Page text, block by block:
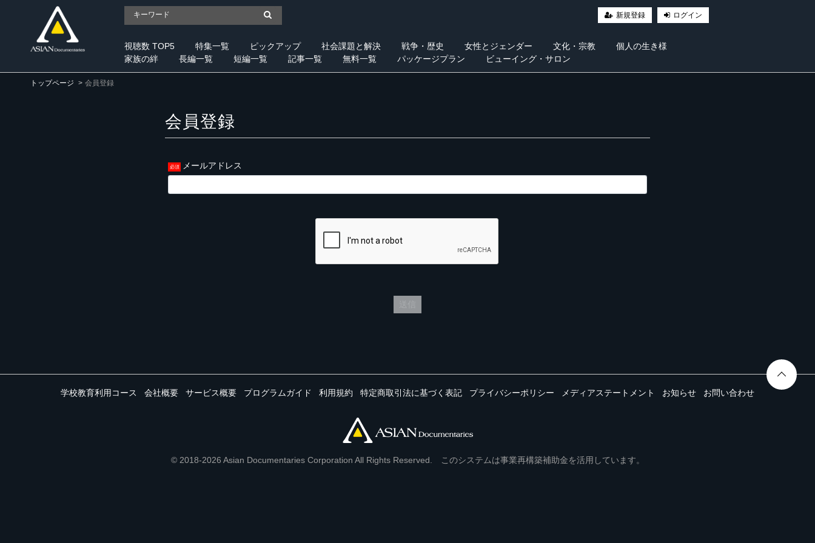
新規登録 ログイン
視聴数 TOP5 特集一覧 ピックアップ 社会課題と解決 戦争・歴史 女性とジェンダー 文化・宗教
個人の生き様
家族の絆
長編一覧 短編一覧 記事一覧 無料一覧 パッケージプラン ビューイング・サロン
トップページ 会員登録
会員登録
メールアドレス
学校教育利用コース 会社概要 サービス概要 プログラムガイド 利用規約 特定商取引法に基づく表記 プライバシーポリシー メディアステートメント お知らせ お問い合わせ
© 2018-2026 Asian Documentaries Corporation All Rights Reserved. このシステムは事業再構築補助金を活用しています。